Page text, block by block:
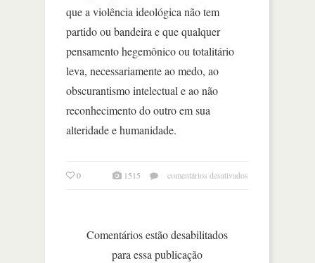
que a violência ideológica não tem
partido ou bandeira e que qualquer
pensamento hegemônico ou totalitário
leva, necessariamente ao medo, ao
obscurantismo intelectual e ao não
reconhecimento do outro em sua
alteridade e humanidade.
0 1515 comentários desativados
Comentários estão desabilitados
para essa publicação